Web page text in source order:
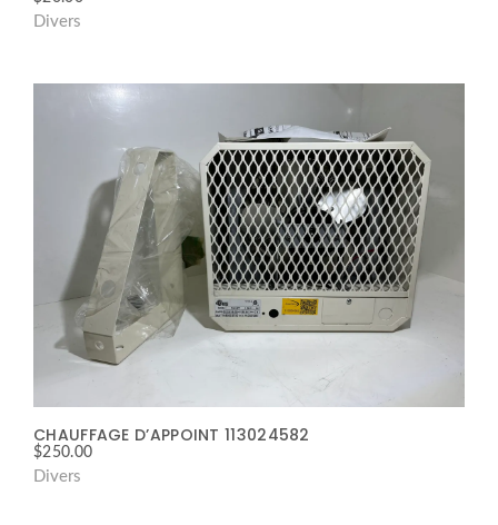
Divers
CHAUFFAGE D’APPOINT 113024582
$250.00
Divers